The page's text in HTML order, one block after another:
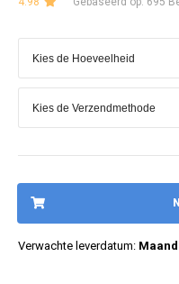
Verwachte leverdatum: